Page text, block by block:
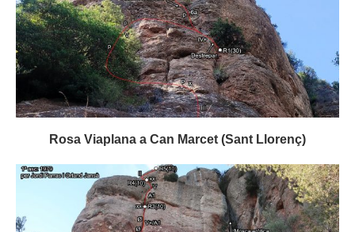
Rosa Viaplana a Can Marcet (Sant Llorenç)